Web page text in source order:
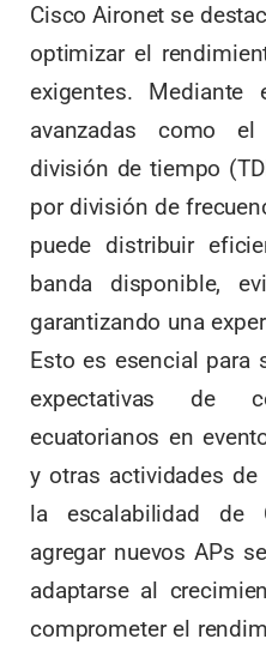
Cisco Aironet se
optimizar el
exigentes.
avanzadas como
división de tiempo
por división de
puede distribuir
banda disponible,
garantizando una
Esto es esencial para
expectativas de
ecuatorianos en
y otras actividades
la escalabilidad de
agregar nuevos APs
adaptarse al
comprometer el